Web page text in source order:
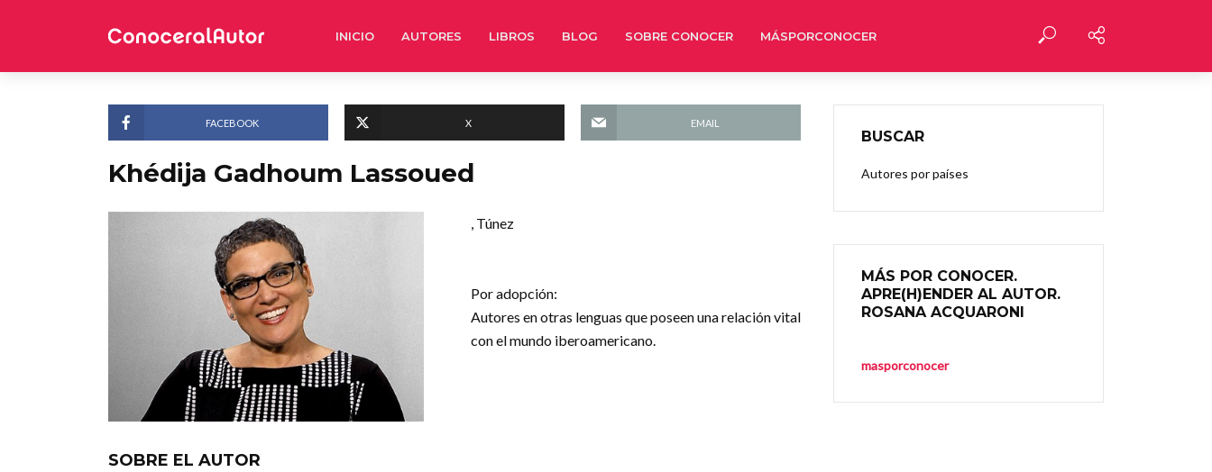
INICIO AUTORES LIBROS BLOG SOBRE CONOCER MÁSPORCONOCER
FACEBOOK X EMAIL
Khédija Gadhoum Lassoued
, Túnez
Por adopción:
Autores en otras lenguas que poseen una relación vital
con el mundo iberoamericano.
SOBRE EL AUTOR
BUSCAR
Autores por países
MÁS POR CONOCER.
APRE(H)ENDER AL AUTOR.
ROSANA ACQUARONI
masporconocer